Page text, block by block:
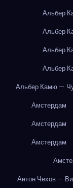
Альбер
Альбер
Альбер
Альбер
Альбер Камю —
Амстердам
Амстердам
Амстердам
Антон Чехов —